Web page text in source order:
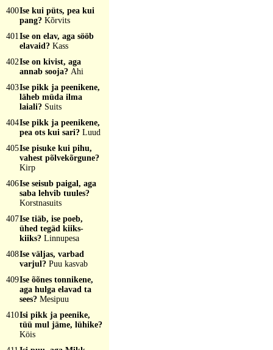
400Ise kui püts, pea kui
pang? Kõrvits
401Ise on elav, aga sööb
elavaid? Kass
402Ise on kivist, aga
annab sooja? Ahi
403Ise pikk ja peenikene,
läheb müda ilma
laiali? Suits
404Ise pikk ja peenikene,
pea ots kui sari? Luud
405Ise pisuke kui pihu,
vahest põlvekõrgune?
Kirp
406Ise seisub paigal, aga
saba lehvib tuules?
Korstnasuits
407Ise tiäb, ise poeb,
ühed tegäd kiiks-
kiiks? Linnupesa
408Ise väljas, varbad
varjul? Puu kasvab
409Ise õõnes tonnikene,
aga hulga elavad ta
sees? Mesipuu
410Isi pikk ja peenike,
tüü mul jäme, lühike?
Köis